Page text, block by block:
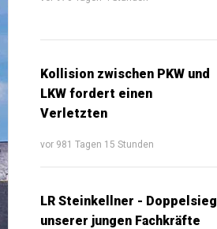
Kollision zwischen PKW und
LKW fordert einen
Verletzten
vor 981 Tagen 15 Stunden
LR Steinkellner - Doppelsieg
unserer jungen Fachkräfte